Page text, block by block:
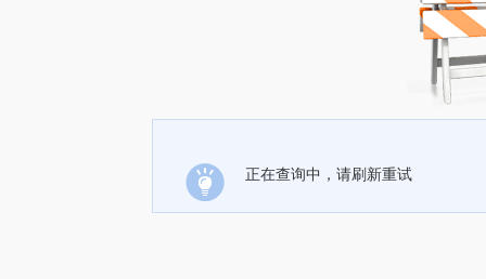
正在查询中，请刷新重试